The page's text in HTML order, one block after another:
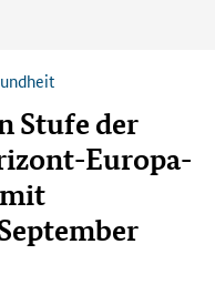
Stufe der
Europa-